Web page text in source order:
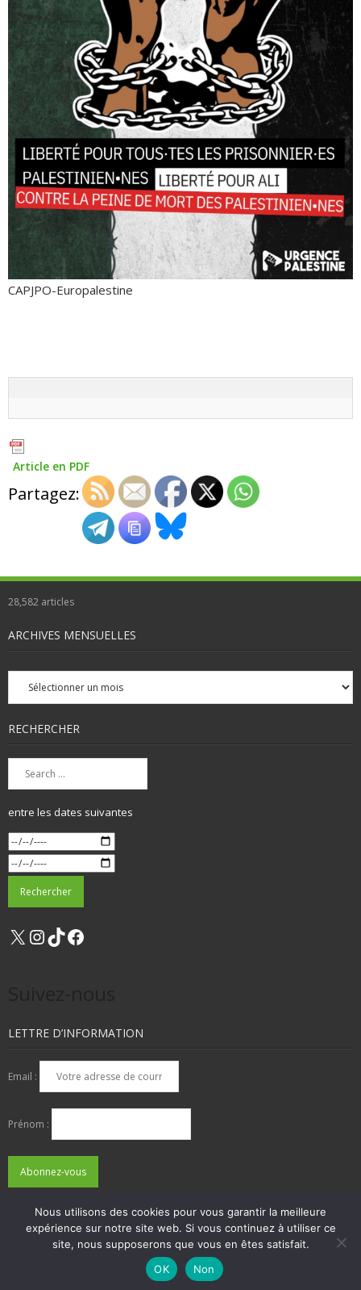
CAPJPO-Europalestine
Article en PDF
Partagez:
28,582 articles
ARCHIVES MENSUELLES
Archives
mensuelles
RECHERCHER
entre les dates suivantes
X Instagram
TikTok
LETTRE D’INFORMATION
Email :
Prénom :
QUI SOMMES-NOUS ?
NOUS CONTACTER
ADHÉSIONS, DONS, CONTACT
MENTIONS LÉGALES
Think Up Themes Ltd. Powered by
Nous utilisons des cookies pour vous garantir la meilleure
expérience sur notre site web. Si vous continuez à utiliser ce
site, nous supposerons que vous en êtes satisfait.
OK
Non